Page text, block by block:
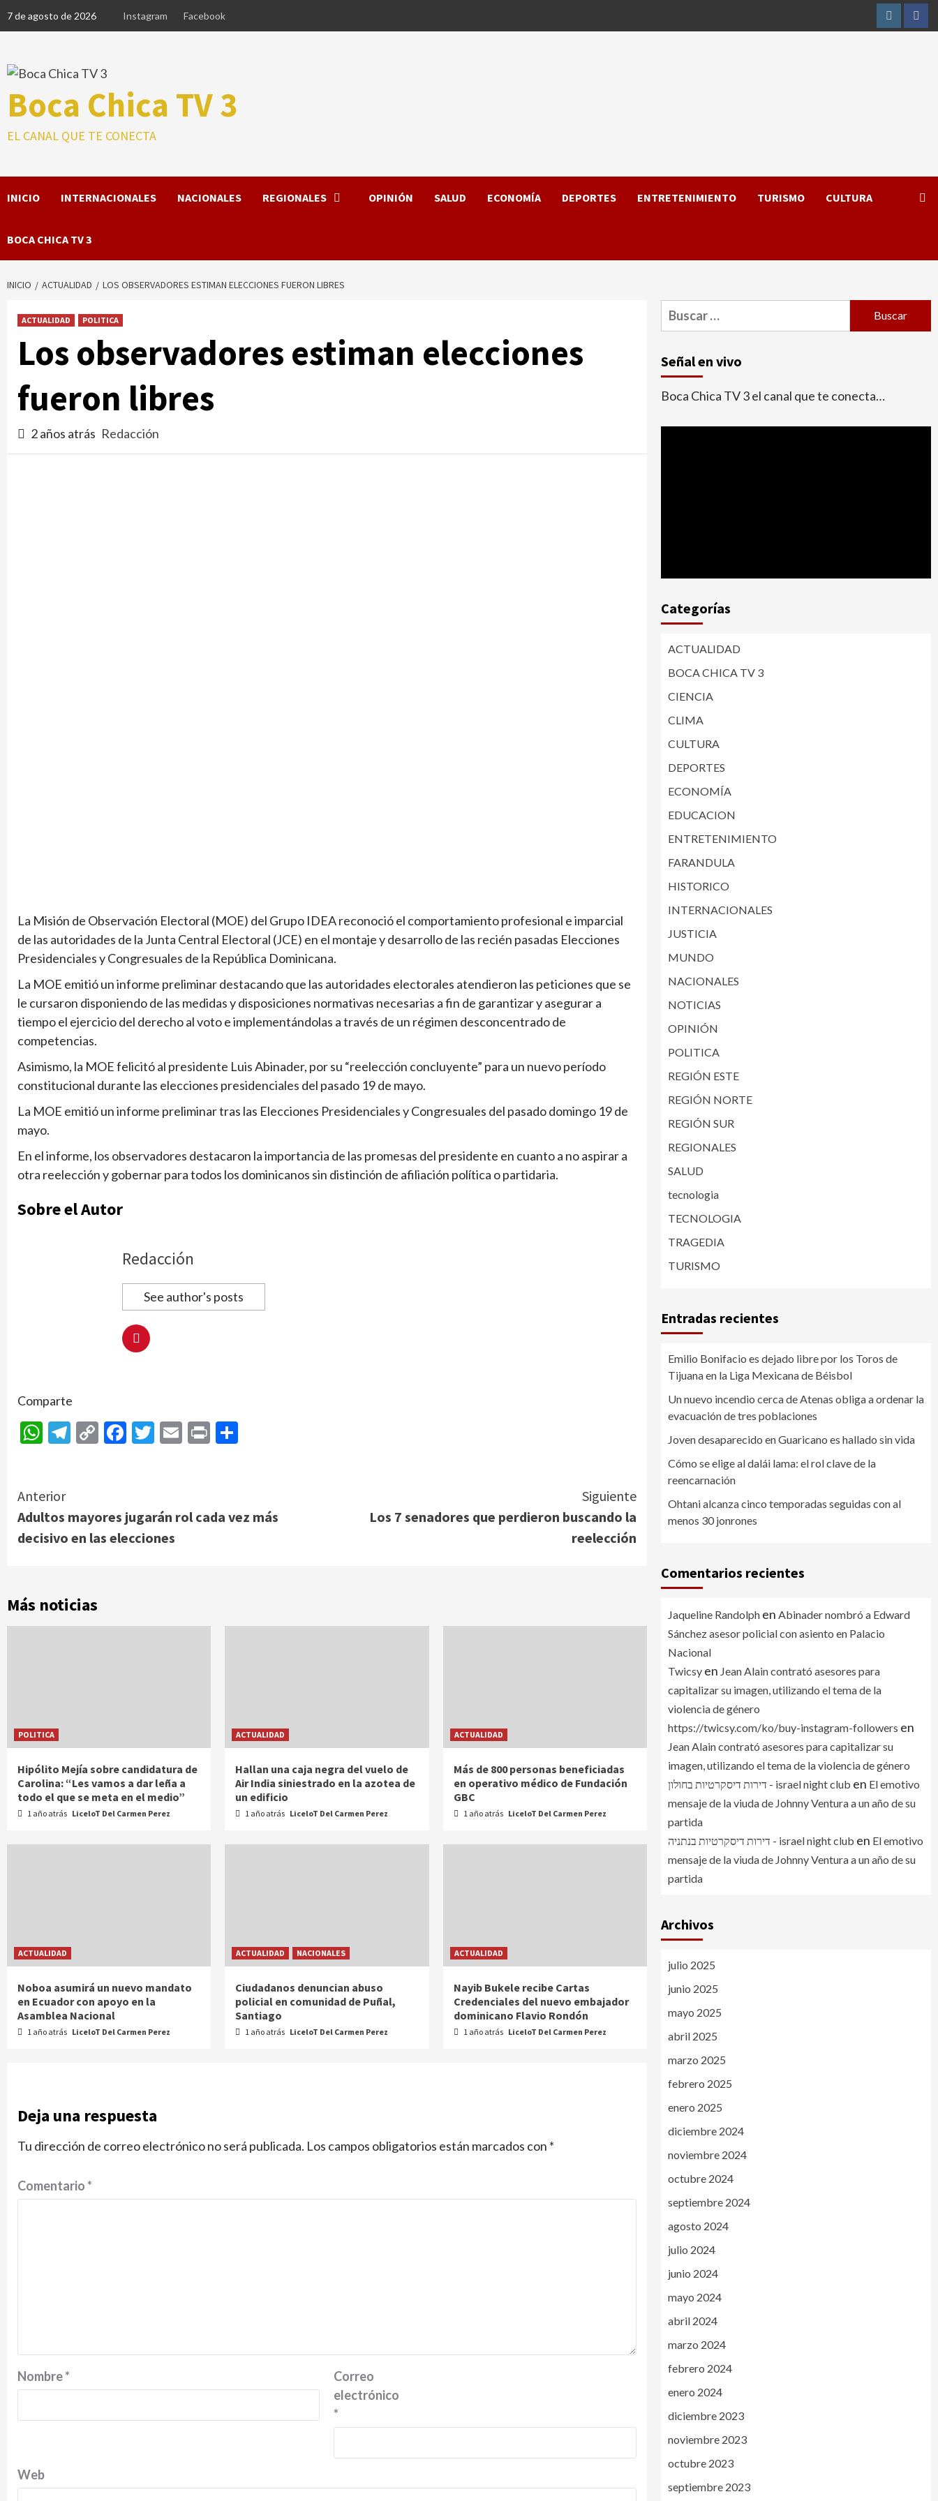
7 de agosto de 2026 Instagram Facebook
Instagram
Boca Chica TV 3
EL CANAL QUE TE CONECTA
INICIO INTERNACIONALES NACIONALES REGIONALES OPINIÓN SALUD ECONOMÍA DEPORTES ENTRETENIMIENTO TURISMO CULTURA
BOCA CHICA TV 3
INICIO ACTUALIDAD LOS OBSERVADORES ESTIMAN ELECCIONES FUERON LIBRES
ACTUALIDAD POLITICA
Los observadores estiman elecciones
fueron libres
2 años atrás Redacción
La Misión de Observación Electoral (MOE) del Grupo IDEA reconoció el comportamiento profesional e imparcial
de las autoridades de la Junta Central Electoral (JCE) en el montaje y desarrollo de las recién pasadas Elecciones
Presidenciales y Congresuales de la República Dominicana.
La MOE emitió un informe preliminar destacando que las autoridades electorales atendieron las peticiones que se
le cursaron disponiendo de las medidas y disposiciones normativas necesarias a fin de garantizar y asegurar a
tiempo el ejercicio del derecho al voto e implementándolas a través de un régimen desconcentrado de
competencias.
Asimismo, la MOE felicitó al presidente Luis Abinader, por su “reelección concluyente” para un nuevo período
constitucional durante las elecciones presidenciales del pasado 19 de mayo.
La MOE emitió un informe preliminar tras las Elecciones Presidenciales y Congresuales del pasado domingo 19 de
mayo.
En el informe, los observadores destacaron la importancia de las promesas del presidente en cuanto a no aspirar a
otra reelección y gobernar para todos los dominicanos sin distinción de afiliación política o partidaria.
Sobre el Autor
Redacción
See author's posts
Comparte
WhatsApp
Telegram
CopyFacebook
Twitter
Email
Print
Continue
Reading
Anterior
Adultos mayores jugarán rol cada vez más
decisivo en las elecciones
Siguiente
Los 7 senadores que perdieron buscando la
reelección
Más noticias
POLITICA
Hipólito Mejía sobre candidatura de
Carolina: “Les vamos a dar leña a
todo el que se meta en el medio”
1 año atrás LiceloT Del Carmen Perez
ACTUALIDAD
Hallan una caja negra del vuelo de
Air India siniestrado en la azotea de
un edificio
1 año atrás LiceloT Del Carmen Perez
ACTUALIDAD
Más de 800 personas beneficiadas
en operativo médico de Fundación
GBC
1 año atrás LiceloT Del Carmen Perez
ACTUALIDAD
Noboa asumirá un nuevo mandato
en Ecuador con apoyo en la
Asamblea Nacional
1 año atrás LiceloT Del Carmen Perez
ACTUALIDAD NACIONALES
Ciudadanos denuncian abuso
policial en comunidad de Puñal,
Santiago
1 año atrás LiceloT Del Carmen Perez
ACTUALIDAD
Nayib Bukele recibe Cartas
Credenciales del nuevo embajador
dominicano Flavio Rondón
1 año atrás LiceloT Del Carmen Perez
Deja una respuesta
Tu dirección de correo electrónico no será publicada. Los campos obligatorios están marcados con *
Comentario*
Nombre*
Correo
electrónico
*
Web
Buscar:
Señal en vivo
Boca Chica TV 3 el canal que te conecta…
Categorías
ACTUALIDAD
BOCA CHICA TV 3
CIENCIA
CLIMA
CULTURA
DEPORTES
ECONOMÍA
EDUCACION
ENTRETENIMIENTO
FARANDULA
HISTORICO
INTERNACIONALES
JUSTICIA
MUNDO
NACIONALES
NOTICIAS
OPINIÓN
POLITICA
REGIÓN ESTE
REGIÓN NORTE
REGIÓN SUR
REGIONALES
SALUD
tecnologia
TECNOLOGIA
TRAGEDIA
TURISMO
Entradas recientes
Emilio Bonifacio es dejado libre por los Toros de
Tijuana en la Liga Mexicana de Béisbol
Un nuevo incendio cerca de Atenas obliga a ordenar la
evacuación de tres poblaciones
Joven desaparecido en Guaricano es hallado sin vida
Cómo se elige al dalái lama: el rol clave de la
reencarnación
Ohtani alcanza cinco temporadas seguidas con al
menos 30 jonrones
Comentarios recientes
Jaqueline Randolphen Abinader nombró a Edward
Sánchez asesor policial con asiento en Palacio
Nacional
Twicsyen Jean Alain contrató asesores para
capitalizar su imagen, utilizando el tema de la
violencia de género
https://twicsy.com/ko/buy-instagram-followers en
Jean Alain contrató asesores para capitalizar su
imagen, utilizando el tema de la violencia de género
דירות דיסקרטיות בחולון - israel night club en El emotivo
mensaje de la viuda de Johnny Ventura a un año de su
partida
דירות דיסקרטיות בנתניה - israel night club en El emotivo
mensaje de la viuda de Johnny Ventura a un año de su
partida
Archivos
julio 2025
junio 2025
mayo 2025
abril 2025
marzo 2025
febrero 2025
enero 2025
diciembre 2024
noviembre 2024
octubre 2024
septiembre 2024
agosto 2024
julio 2024
junio 2024
mayo 2024
abril 2024
marzo 2024
febrero 2024
enero 2024
diciembre 2023
noviembre 2023
octubre 2023
septiembre 2023